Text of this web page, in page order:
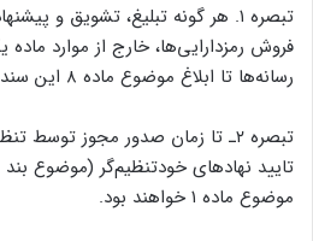
تبصره ۱. هر گونه تبلیغ، تشویق و
فروش رمزدارایی‌ها، خارج از موارد
رسانه‌ها تا ابلاغ موضوع ماده ۸ این سند ممنوع است.
تبصره ۲ـ تا زمان صدور مجوز
موضوع ماده ۱ خواهند بود.